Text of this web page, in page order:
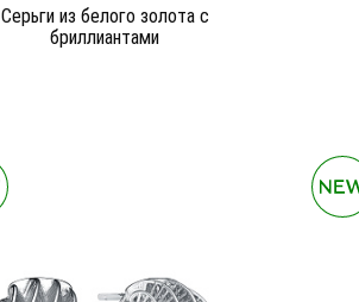
Серьги из белого золота c
бриллиантами